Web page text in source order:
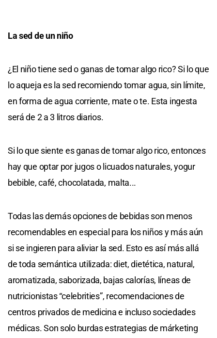
La sed de un niño
¿El niño tiene sed o ganas de tomar algo rico? Si lo que
lo aqueja es la sed recomiendo tomar agua, sin límite,
en forma de agua corriente, mate o te. Esta ingesta
será de 2 a 3 litros diarios.
Si lo que siente es ganas de tomar algo rico, entonces
hay que optar por jugos o licuados naturales, yogur
bebible, café, chocolatada, malta...
Todas las demás opciones de bebidas son menos
recomendables en especial para los niños y más aún
si se ingieren para aliviar la sed. Esto es así más allá
de toda semántica utilizada: diet, dietética, natural,
aromatizada, saborizada, bajas calorías, líneas de
nutricionistas “celebrities”, recomendaciones de
centros privados de medicina e incluso sociedades
médicas. Son solo burdas estrategias de márketing